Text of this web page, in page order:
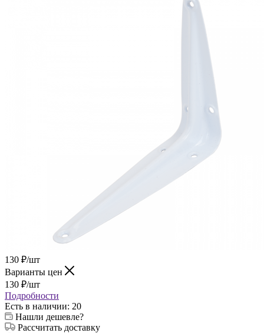
130 ₽/шт
Варианты цен
130 ₽/шт
Подробности
Есть в наличии: 20
Нашли дешевле?
Рассчитать доставку